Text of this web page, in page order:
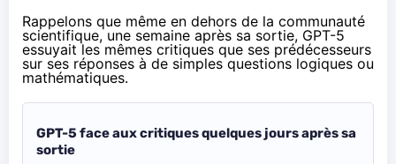
Rappelons que même en dehors de la communauté
scientifique, une semaine après sa sortie, GPT-5
essuyait les mêmes critiques que ses prédécesseurs
sur ses réponses à de simples questions logiques ou
mathématiques.
GPT-5 face aux critiques quelques jours après sa
sortie